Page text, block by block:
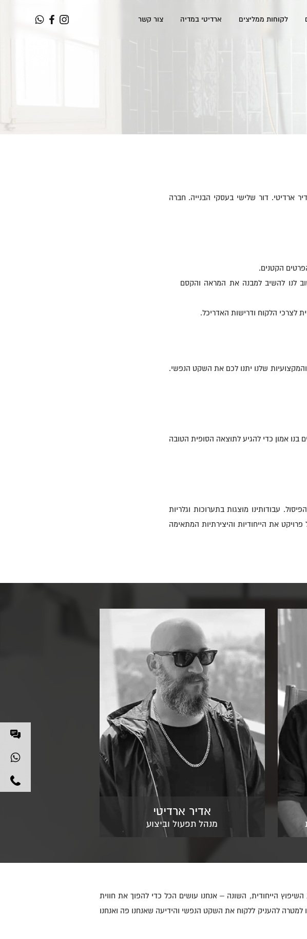
לקוחות ממליצים ארדיטי במדיה צור קשר
ארדיטי. דור שלישי בעסקי הבנייה. חברה
הקטנים.
לנו להשיב למבנה את המראה והקסם
לצרכי הלקוח ודרישות האדריכל.
והמקצועיות שלנו יתנו לכם את השקט הנפשי.
בנו אמון כדי להגיע לתוצאה הסופית הטובה
עבודותינו מוצגות בתערוכות וגלריות
את הייחודיות והיצירתיות המתאימה
אדיר ארדיטי
מנהל תפעול וביצוע
הייחודית, השונה – אנחנו עושים הכל כדי להפוך את חווית
למטרה להעניק ללקוח את השקט הנפשי והידיעה שאנחנו פה ואנחנו